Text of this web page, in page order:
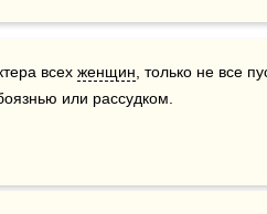
всех женщин , только не все
или рассудком.